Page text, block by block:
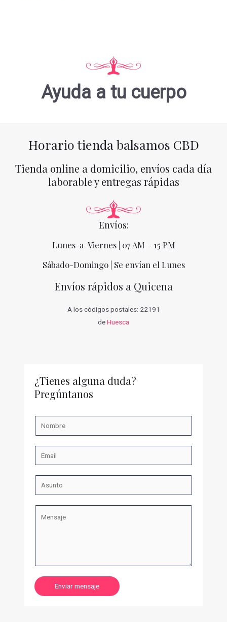
Ayuda a tu cuerpo
Horario tienda balsamos CBD
Tienda online a domicilio, envíos cada día
laborable y entregas rápidas
Envíos:
Lunes-a-Viernes | 07 AM – 15 PM
Sábado-Domingo | Se envían el Lunes
Envíos rápidos a Quicena
A los códigos postales: 22191
deHuesca
¿Tienes alguna duda?
Pregúntanos
Enviar mensaje